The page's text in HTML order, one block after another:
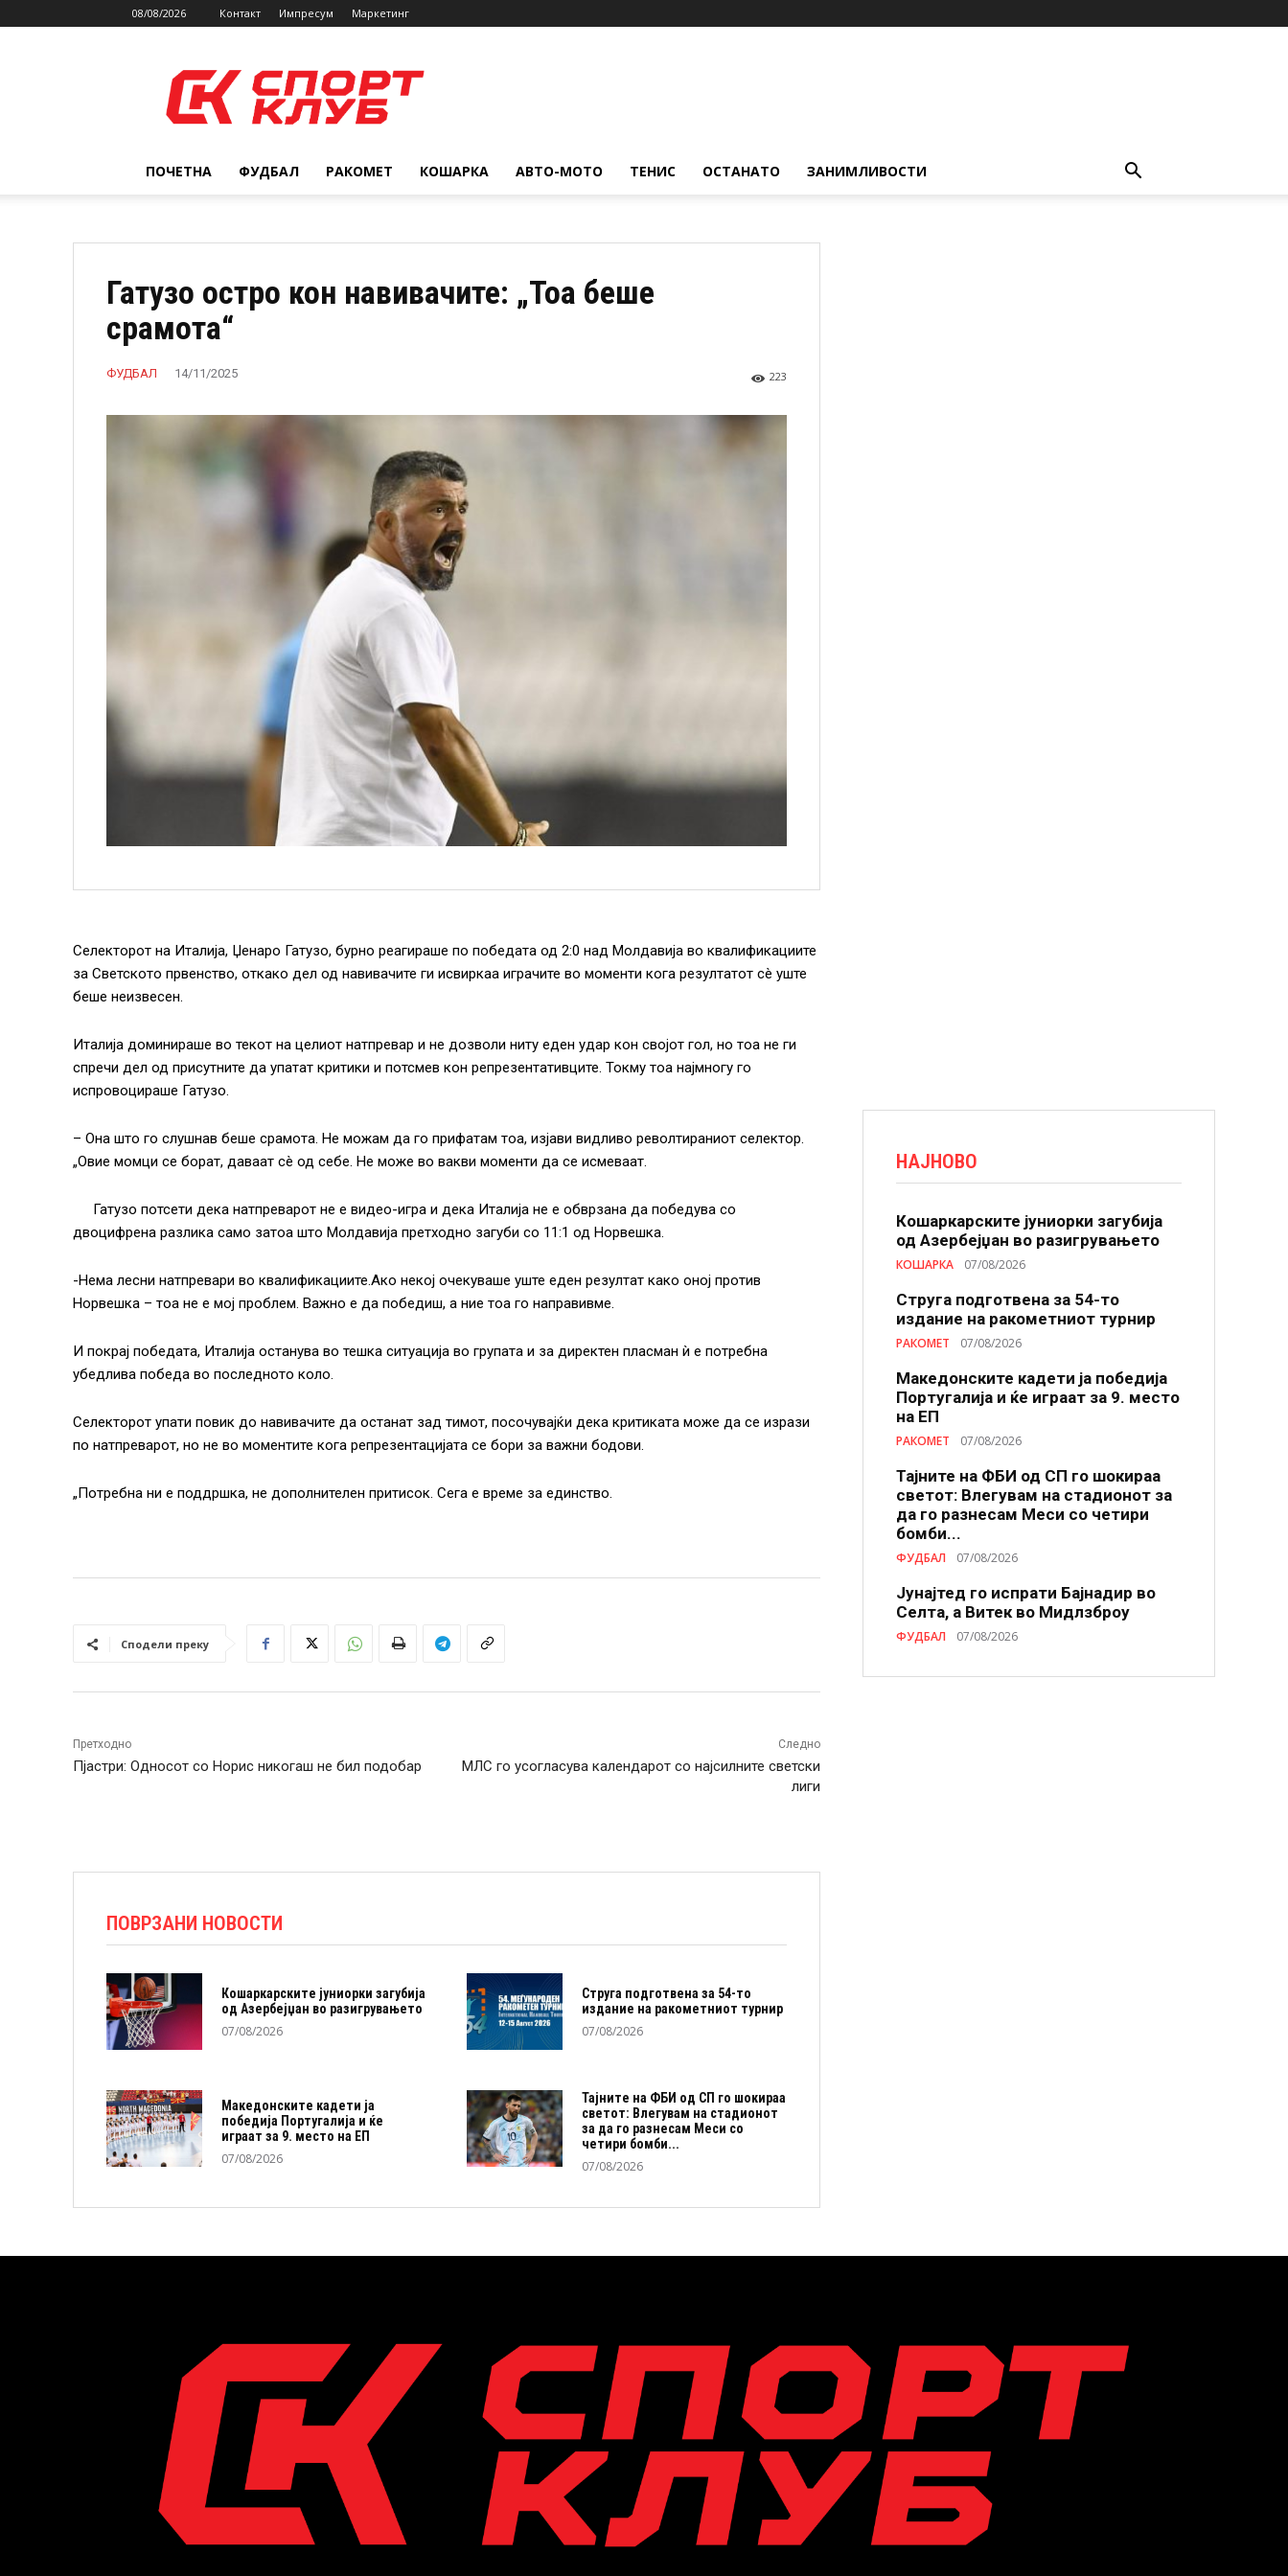
08/08/2026 Контакт Импресум Маркетинг
ПОЧЕТНА ФУДБАЛ РАКОМЕТ КОШАРКА АВТО-МОТО ТЕНИС ОСТАНАТО ЗАНИМЛИВОСТИ
Гатузо остро кон навивачите: „Тоа беше
срамота“
ФУДБАЛ 14/11/2025 223
Селекторот на Италија, Џенаро Гатузо, бурно реагираше по победата од 2:0 над Молдавија во квалификациите
за Светското првенство, откако дел од навивачите ги исвиркаа играчите во моменти кога резултатот сè уште
беше неизвесен.
Италија доминираше во текот на целиот натпревар и не дозволи ниту еден удар кон својот гол, но тоа не ги
спречи дел од присутните да упатат критики и потсмев кон репрезентативците. Токму тоа најмногу го
испровоцираше Гатузо.
– Она што го слушнав беше срамота. Не можам да го прифатам тоа, изјави видливо револтираниот селектор.
„Овие момци се борат, даваат сè од себе. Не може во вакви моменти да се исмеваат.
Гатузо потсети дека натпреварот не е видео-игра и дека Италија не е обврзана да победува со
двоцифрена разлика само затоа што Молдавија претходно загуби со 11:1 од Норвешка.
-Нема лесни натпревари во квалификациите.Ако некој очекуваше уште еден резултат како оној против
Норвешка – тоа не е мој проблем. Важно е да победиш, а ние тоа го направивме.
И покрај победата, Италија останува во тешка ситуација во групата и за директен пласман ѝ е потребна
убедлива победа во последното коло.
Селекторот упати повик до навивачите да останат зад тимот, посочувајќи дека критиката може да се изрази
по натпреварот, но не во моментите кога репрезентацијата се бори за важни бодови.
„Потребна ни е поддршка, не дополнителен притисок. Сега е време за единство.
Сподели преку
Претходно
Пјастри: Односот со Норис никогаш не бил подобар
Следно
МЛС го усогласува календарот со најсилните светски
лиги
ПОВРЗАНИ НОВОСТИ
Кошаркарските јуниорки загубија
од Азербејџан во разигрувањето
07/08/2026
Струга подготвена за 54-то
издание на ракометниот турнир
07/08/2026
Македонските кадети ја
победија Португалија и ќе
играат за 9. место на ЕП
07/08/2026
Тајните на ФБИ од СП го шокираа
светот: Влегувам на стадионот
за да го разнесам Меси со
четири бомби...
07/08/2026
НАЈНОВО
Кошаркарските јуниорки загубија
од Азербејџан во разигрувањето
КОШАРКА 07/08/2026
Струга подготвена за 54-то
издание на ракометниот турнир
РАКОМЕТ 07/08/2026
Македонските кадети ја победија
Португалија и ќе играат за 9. место
на ЕП
РАКОМЕТ 07/08/2026
Тајните на ФБИ од СП го шокираа
светот: Влегувам на стадионот за
да го разнесам Меси со четири
бомби...
ФУДБАЛ 07/08/2026
Јунајтед го испрати Бајнадир во
Селта, а Витек во Мидлзброу
ФУДБАЛ 07/08/2026